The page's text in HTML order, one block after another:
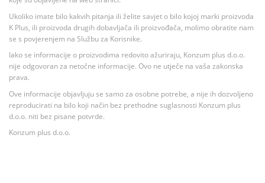
Ukoliko imate bilo kakvih pitanja ili želite savjet o bilo kojoj marki proizvoda
K Plus, ili proizvoda drugih dobavljača ili proizvođača, molimo obratite nam
se s povjerenjem na Službu za Korisnike.
Iako se informacije o proizvodima redovito ažuriraju, Konzum plus d.o.o.
nije odgovoran za netočne informacije. Ovo ne utječe na vaša zakonska
prava.
Ove informacije objavljuju se samo za osobne potrebe, a nije ih dozvoljeno
reproducirati na bilo koji način bez prethodne suglasnosti Konzum plus
d.o.o. niti bez pisane potvrde.
Konzum plus d.o.o.